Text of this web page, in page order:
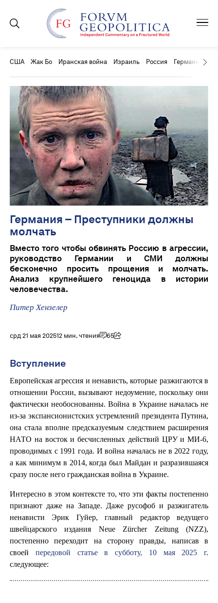
США Жак Бо Иранская война Израиль Россия Германия
Германия – Преступники должны
молчать
Вместо того чтобы обвинять Россию в агрессии,
руководство Германии и СМИ должны
бесконечно просить прощения и молчать.
Анализ крупнейшего геноцида в истории
человечества.
Питер Хензелер
срд 21 мая 202512 мин. чтения 65
Вступление
Европейская агрессия и ненависть, которые разжигаются в
отношении России, вызывают недоумение, поскольку они
фактически необоснованны. Война в Украине началась не
из-за экспансионистских устремлений президента Путина,
она стала вполне предсказуемым следствием расширения
НАТО на восток и бесчисленных действий ЦРУ и МИ-6,
проводимых с 1991 года. И война началась не в 2022 году,
а как минимум в 2014, когда был Майдан и разразившаяся
сразу после него гражданская война в Украине.
Интересно в этом контексте то, что эти факты постепенно
признают даже на Западе. Даже русофоб и разжигатель
ненависти Эрик Гуйер, главный редактор ведущего
швейцарского издания Neue Zürcher Zeitung (NZZ),
постепенно переходит на сторону правды, написав в
своей передовой статье в субботу, 10 мая 2025 г.
следующее: